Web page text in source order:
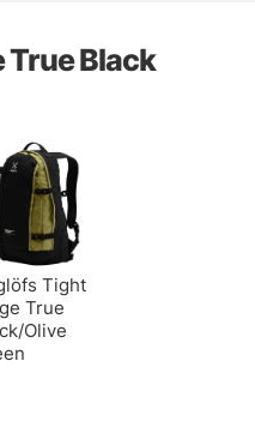
True Black
Tight
True
Olive